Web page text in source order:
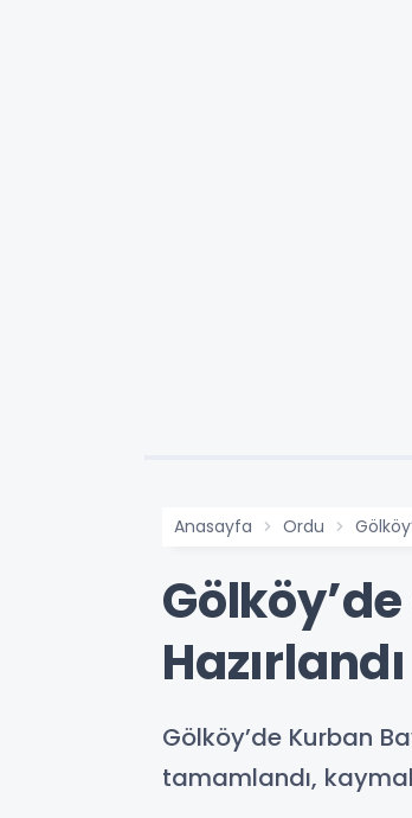
Anasayfa Ordu
Hazırlandı
Gölköy’de Kurban
tamamlandı,